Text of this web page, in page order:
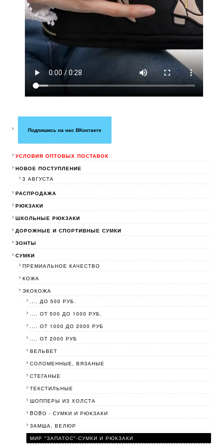
Подпишись на нас ВКонтакте
УСЛОВИЯ ОПТОВЫХ ПОСТАВОК
НОВОЕ ПОСТУПЛЕНИЕ
3 АВГУСТА
РАСПРОДАЖА
РЮКЗАКИ
ШКОЛЬНЫЕ РЮКЗАКИ
ДОРОЖНЫЕ И СПОРТИВНЫЕ СУМКИ
ЗОНТЫ
СУМКИ
ПРЕМИАЛЬНОЕ КАЧЕСТВО
КОЖА
ЭКОКОЖА
.... ДО 500 РУБ.
.... ОТ 500 ДО 1000 РУБ.
.... ОТ 1000 ДО 2000 РУБ
.... ОТ 2000 РУБ
ВЕЛЬВЕТ
СОЛОМЕННЫЕ, ВЯЗАНЫЕ
СТЕГАНЫЕ
ТЕКСТИЛЬНЫЕ
ШОППЕРЫ ИЗ ХОЛСТА
BOBО - СУМКИ И РЮКЗАКИ
ЗАМША, ВЕЛЮР
МИР "ЗАПАТОС"-СУМКИ И РЮКЗАКИ